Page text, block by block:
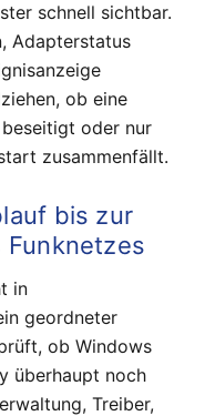
schnell sichtbar.
Adapterstatus
ob eine
oder nur
zusammenfällt.
bis zur
Funknetzes
in
geordneter
ob Windows
überhaupt noch
Treiber,